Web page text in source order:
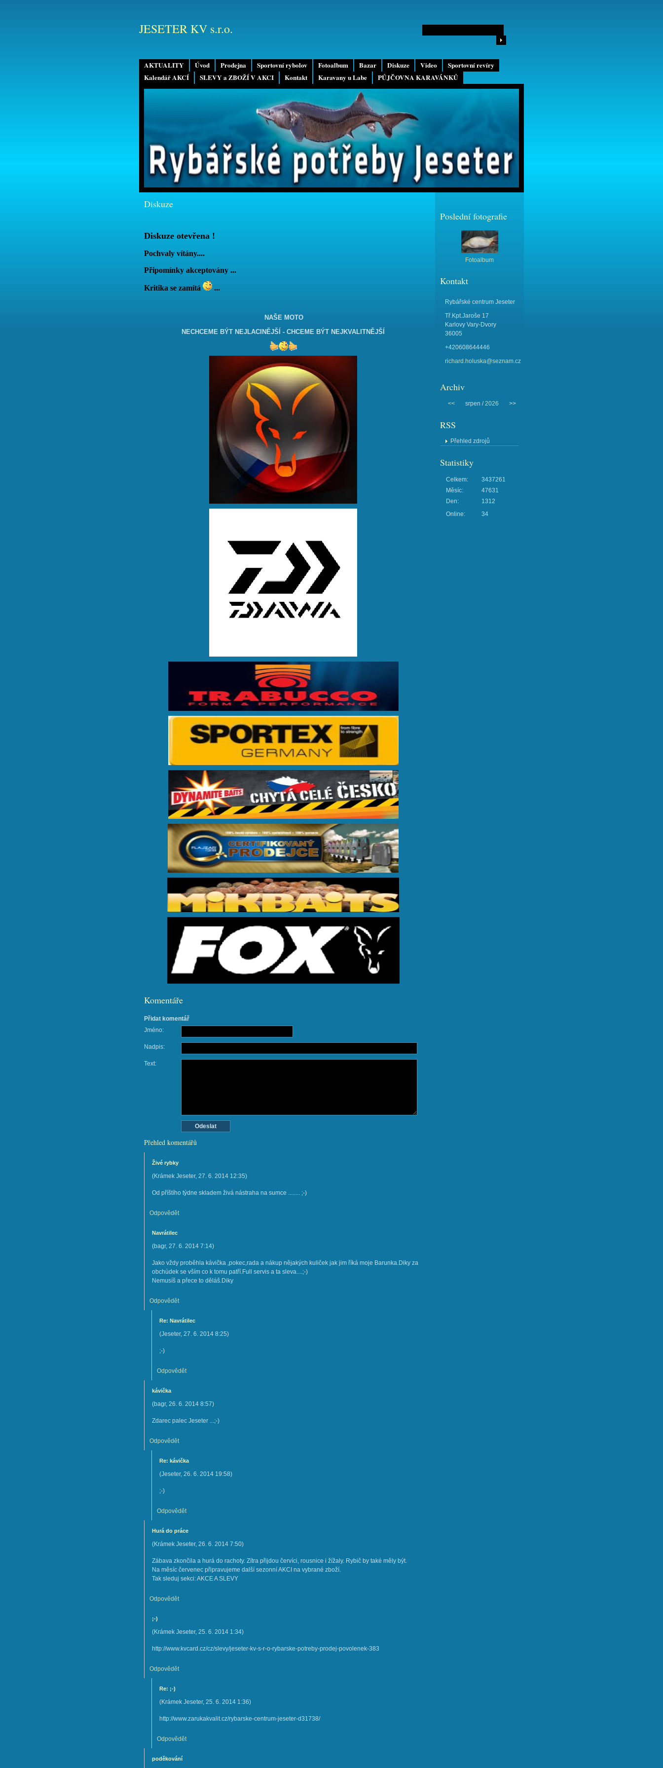
AKTUALITY Úvod Prodejna Sportovní rybolov Fotoalbum Bazar Diskuze Video
Sportovní revíry
Kalendář AKCÍ
SLEVY a ZBOŽÍ V AKCI Kontakt Karavany u Labe PŮJČOVNA KARAVÁNKŮ
JESETER KV s.r.o.
Diskuze
Diskuze otevřena !
Pochvaly vítány....
Připomínky akceptovány ...
Kritika se zamítá ...
NAŠE MOTO
NECHCEME BÝT NEJLACINĚJŠÍ - CHCEME BÝT NEJKVALITNĚJŠÍ
Komentáře
Přidat komentář
Jméno:
Nadpis:
Text:
Přehled komentářů
Živé rybky
(Krámek Jeseter, 27. 6. 2014 12:35)
Od příštího týdne skladem živá nástraha na sumce ........ ;-)
Odpovědět
Navrátilec
(bagr, 27. 6. 2014 7:14)
Jako vždy proběhla kávička ,pokec,rada a nákup nějakých kuliček jak jim říká moje Barunka.Diky za
obchùdek se vším co k tomu patří.Full servis a ta sleva....;-)
Nemusíš a přece to děláš.Diky
Odpovědět
Re: Navrátilec
(Jeseter, 27. 6. 2014 8:25)
;-)
Odpovědět
kávička
(bagr, 26. 6. 2014 8:57)
Zdarec palec Jeseter ...;-)
Odpovědět
Re: kávička
(Jeseter, 26. 6. 2014 19:58)
;-)
Odpovědět
Hurá do práce
(Krámek Jeseter, 26. 6. 2014 7:50)
Zábava zkončila a hurá do rachoty. Zítra přijdou červíci, rousnice i žížaly. Rybič by také měly být.
Na měsíc červenec připravujeme další sezonní AKCI na vybrané zboží.
Tak sleduj sekci: AKCE A SLEVY
Odpovědět
;-)
(Krámek Jeseter, 25. 6. 2014 1:34)
http://www.kvcard.cz/cz/slevy/jeseter-kv-s-r-o-rybarske-potreby-prodej-povolenek-383
Odpovědět
Re: ;-)
(Krámek Jeseter, 25. 6. 2014 1:36)
http://www.zarukakvalit.cz/rybarske-centrum-jeseter-d31738/
Odpovědět
poděkování
Poslední fotografie
Fotoalbum
Kontakt
Rybářské centrum Jeseter
Tř.Kpt.Jaroše 17
Karlovy Vary-Dvory
36005
+420608644446
richard.holuska@seznam.cz
Archiv
<< srpen /2026 >>
RSS
Přehled zdrojů
Statistiky
Online: 34
Celkem:
3437261
Měsíc:
47631
Den:
1312